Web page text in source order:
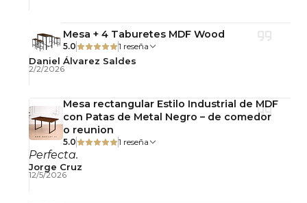
Mesa + 4 Taburetes MDF Wood
5.0 1 reseña
Daniel Álvarez Saldes
2/2/2026
Mesa rectangular Estilo Industrial de MDF
con Patas de Metal Negro – de comedor
o reunion
5.0 1 reseña
Perfecta.
Jorge Cruz
12/5/2026